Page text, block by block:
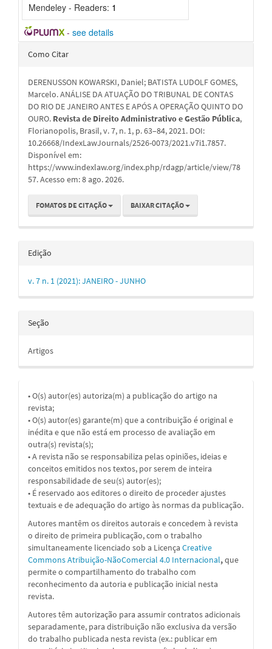
Mendeley - Readers: 1
- see details
Detalhes
artigo
Como Citar
DERENUSSON KOWARSKI, Daniel; BATISTA LUDOLF GOMES,
Marcelo. ANÁLISE DA ATUAÇÃO DO TRIBUNAL DE CONTAS
DO RIO DE JANEIRO ANTES E APÓS A OPERAÇÃO QUINTO DO
OURO. Revista de Direito Administrativo e Gestão Pública,
Florianopolis, Brasil, v. 7, n. 1, p. 63–84, 2021. DOI:
10.26668/IndexLawJournals/2526-0073/2021.v7i1.7857.
Disponível em:
https://www.indexlaw.org/index.php/rdagp/article/view/78
57. Acesso em: 8 ago. 2026.
FOMATOS DE CITAÇÃO BAIXAR CITAÇÃO
Edição
v. 7 n. 1 (2021): JANEIRO - JUNHO
Seção
Artigos
• O(s) autor(es) autoriza(m) a publicação do artigo na
revista;
• O(s) autor(es) garante(m) que a contribuição é original e
inédita e que não está em processo de avaliação em
outra(s) revista(s);
• A revista não se responsabiliza pelas opiniões, ideias e
conceitos emitidos nos textos, por serem de inteira
responsabilidade de seu(s) autor(es);
• É reservado aos editores o direito de proceder ajustes
textuais e de adequação do artigo às normas da publicação.
Autores mantêm os direitos autorais e concedem à revista
o direito de primeira publicação, com o trabalho
simultaneamente licenciado sob a Licença Creative
Commons Atribuição-NãoComercial 4.0 Internacional,que
permite o compartilhamento do trabalho com
reconhecimento da autoria e publicação inicial nesta
revista.
Autores têm autorização para assumir contratos adicionais
separadamente, para distribuição não exclusiva da versão
do trabalho publicada nesta revista (ex.: publicar em